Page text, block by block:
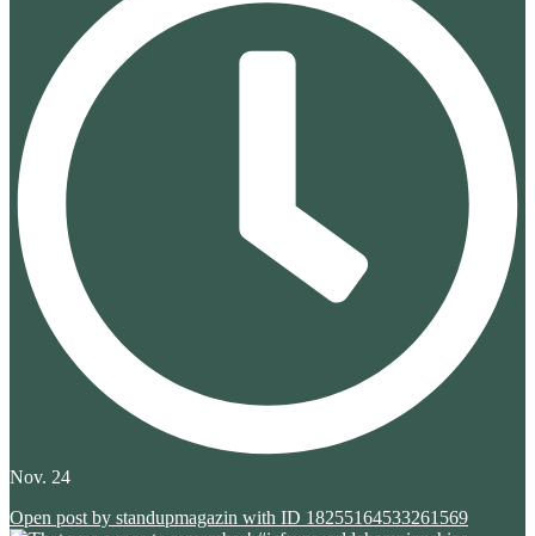
Nov. 24
Open post by standupmagazin with ID 18255164533261569